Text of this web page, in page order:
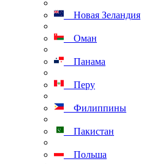
Новая Зеландия
Оман
Панама
Перу
Филиппины
Пакистан
Польша